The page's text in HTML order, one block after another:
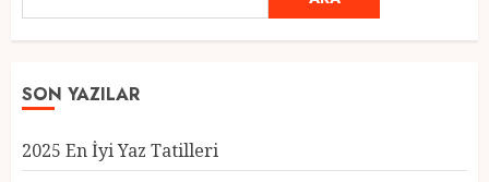
SON YAZILAR
2025 En İyi Yaz Tatilleri